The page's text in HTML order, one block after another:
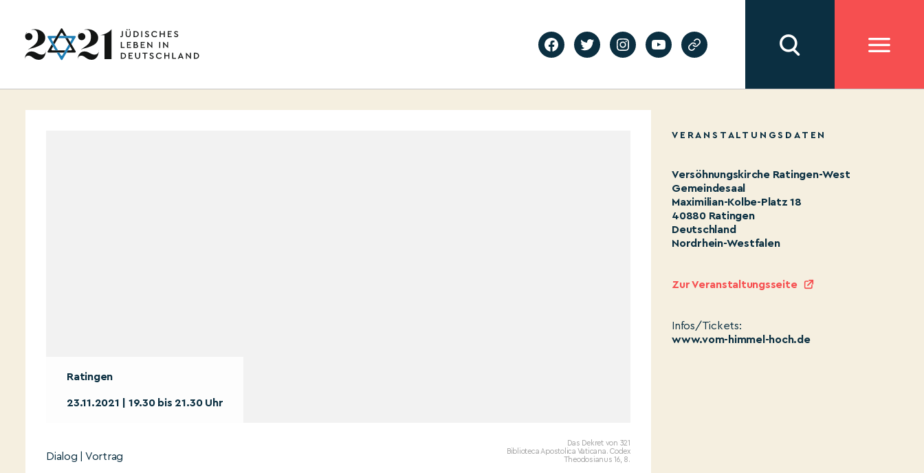
Ratingen
23.11.2021 | 19.30 bis 21.30 Uhr
Das Dekret von 321
Biblioteca Apostolica Vaticana. Codex
Theodosianus 16, 8.
Dialog | Vortrag
VERANSTALTUNGSDATEN
Versöhnungskirche Ratingen-West
Gemeindesaal
Maximilian-Kolbe-Platz 18
40880 Ratingen
Deutschland
Nordrhein-Westfalen
Zur Veranstaltungsseite
Infos/Tickets:
www.vom-himmel-hoch.de